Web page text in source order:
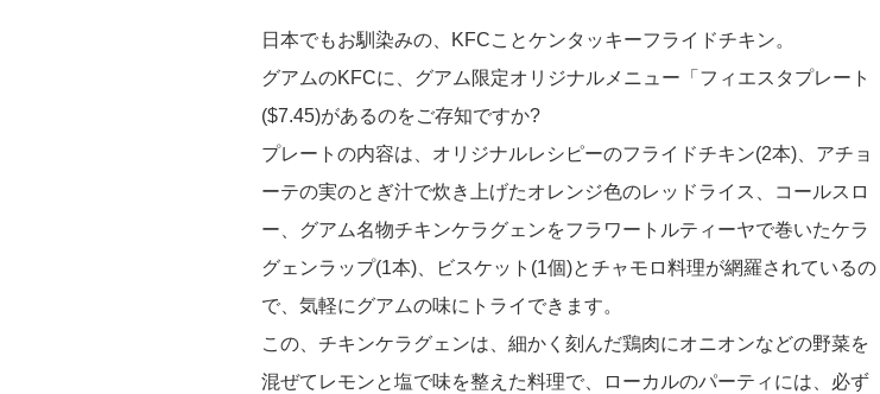
日本でもお馴染みの、KFCことケンタッキーフライドチキン。
グアムのKFCに、グアム限定オリジナルメニュー「フィエスタプレート
($7.45)があるのをご存知ですか?
プレートの内容は、オリジナルレシピーのフライドチキン(2本)、アチョ
ーテの実のとぎ汁で炊き上げたオレンジ色のレッドライス、コールスロ
ー、グアム名物チキンケラグェンをフラワートルティーヤで巻いたケラ
グェンラップ(1本)、ビスケット(1個)とチャモロ料理が網羅されているの
で、気軽にグアムの味にトライできます。
この、チキンケラグェンは、細かく刻んだ鶏肉にオニオンなどの野菜を
混ぜてレモンと塩で味を整えた料理で、ローカルのパーティには、必ず